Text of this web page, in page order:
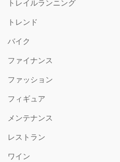
トレイルランニング
トレンド
バイク
ファイナンス
ファッション
フィギュア
メンテナンス
レストラン
ワイン